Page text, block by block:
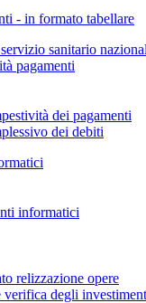
- in formato tabellare
sanitario
pagamenti
dei pagamenti
dei debiti
informatici
relizzazione opere
degli